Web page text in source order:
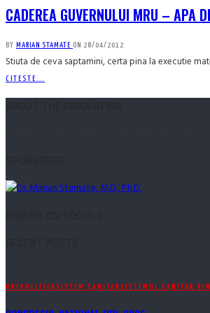
CADEREA GUVERNULUI MRU – APA
BY MARIAN STAMATE ON 28/04/2012
Stiuta de ceva saptamini, certa pina la executie
CITESTE...
ORLPOLITICASISTEM SANITAR SISTEMUL SANITAR